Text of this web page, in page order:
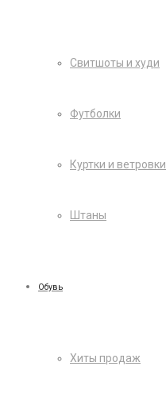
Свитшоты и худи
Футболки
Куртки и ветровки
Штаны
Обувь
Хиты продаж